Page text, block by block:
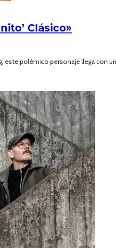
Clásico»
polémico personaje llega con